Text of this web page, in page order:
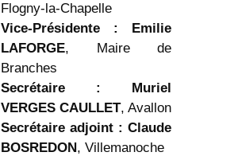
Flogny-la-Chapelle
Vice-Présidente : Emilie
LAFORGE, Maire de
Branches
Secrétaire : Muriel
VERGES CAULLET, Avallon
Secrétaire adjoint : Claude
BOSREDON, Villemanoche